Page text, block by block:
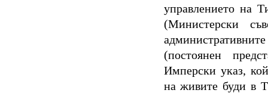
управлението на
(Министерски
(постоянен
Имперски указ,
на живите буди в